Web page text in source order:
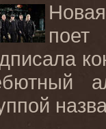
Новая
поет